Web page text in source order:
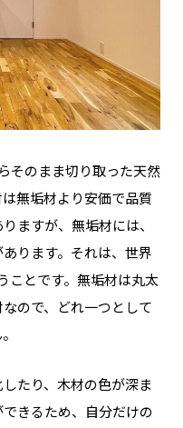
そのまま切り取った天然
無垢材より安価で品質
ますが、 無垢材には、
ります。 それは、世界
とです。 無垢材は丸太
ので、どれ一つとして
たり、木材の色が深ま
きるため、自分だけの